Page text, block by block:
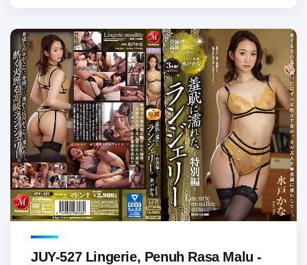
JUY-527 Lingerie, Penuh Rasa Malu -